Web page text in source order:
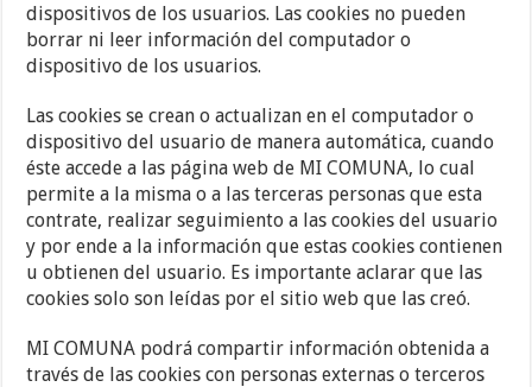
dispositivos de los usuarios. Las cookies no pueden
borrar ni leer información del computador o
dispositivo de los usuarios.
Las cookies se crean o actualizan en el computador o
dispositivo del usuario de manera automática, cuando
éste accede a las página web de MI COMUNA, lo cual
permite a la misma o a las terceras personas que esta
contrate, realizar seguimiento a las cookies del usuario
y por ende a la información que estas cookies contienen
u obtienen del usuario. Es importante aclarar que las
cookies solo son leídas por el sitio web que las creó.
MI COMUNA podrá compartir información obtenida a
través de las cookies con personas externas o terceros